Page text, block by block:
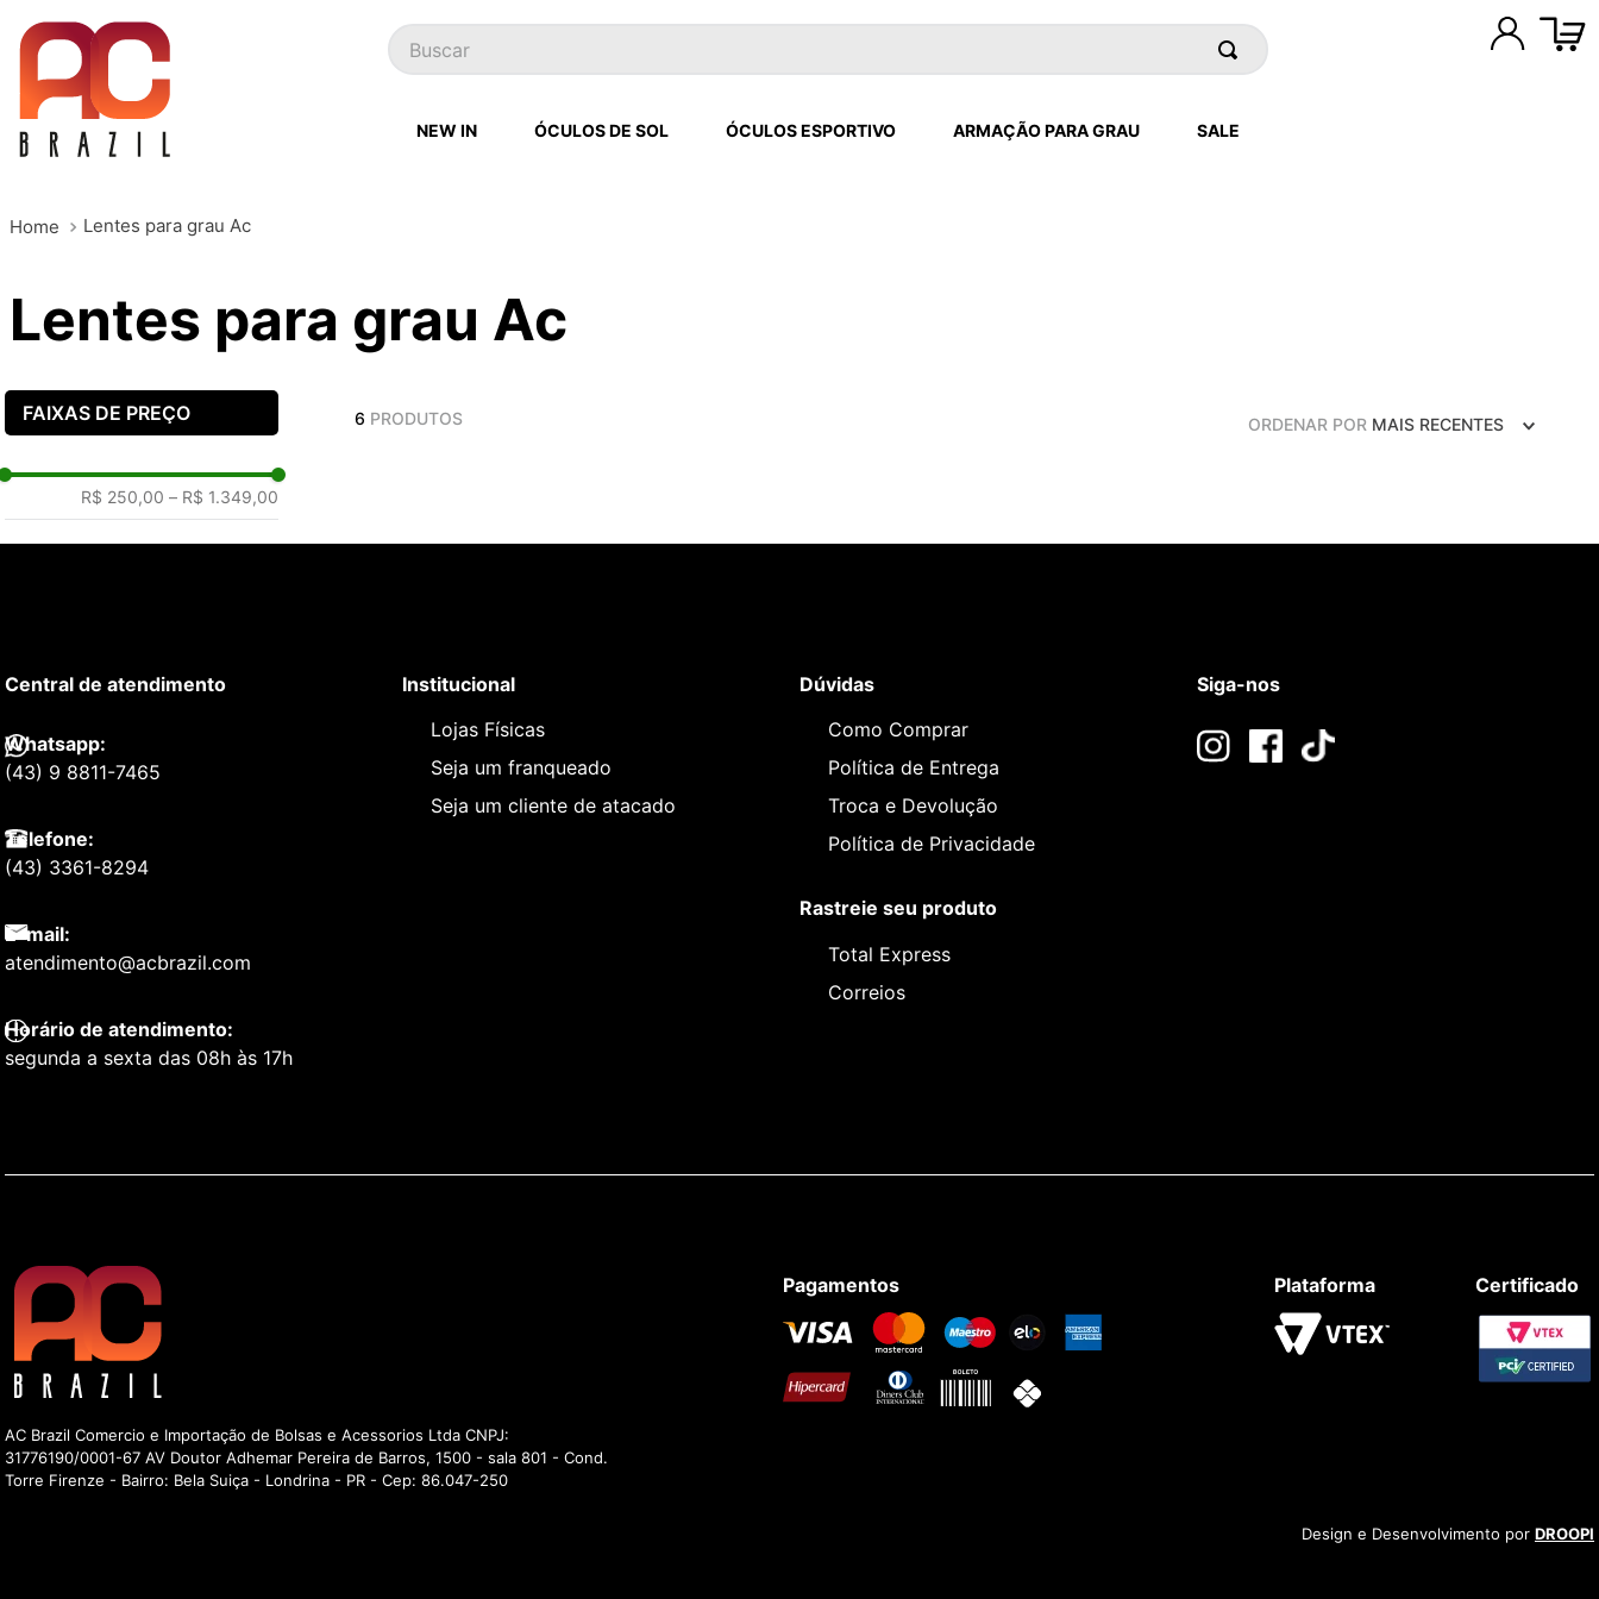
Buscar
NEW IN ÓCULOS DE SOL ÓCULOS ESPORTIVO ARMAÇÃO PARA GRAU SALE
Lentes para grau Ac
Lentes para grau Ac
FAIXAS DE PREÇO
R$ 250,00 – R$ 1.349,00
6 PRODUTOS ORDENAR POR MAIS RECENTES
Central de atendimento
Whatsapp:
(43) 9 8811-7465
Telefone:
(43) 3361-8294
E-mail:
atendimento@acbrazil.com
Horário de atendimento:
segunda a sexta das 08h às 17h
Institucional
Lojas Físicas
Seja um franqueado
Seja um cliente de atacado
Dúvidas
Como Comprar
Política de Entrega
Troca e Devolução
Política de Privacidade
Rastreie seu produto
Total Express
Correios
Siga-nos
AC Brazil Comercio e Importação de Bolsas e Acessorios Ltda CNPJ:
31776190/0001-67 AV Doutor Adhemar Pereira de Barros, 1500 - sala 801 - Cond.
Torre Firenze - Bairro: Bela Suiça - Londrina - PR - Cep: 86.047-250
Pagamentos Plataforma Certificado
Design e Desenvolvimento por DROOPI